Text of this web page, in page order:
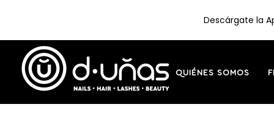
contenido
QUIÉNES SOMOS
Descárgate la